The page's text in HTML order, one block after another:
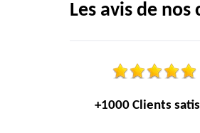
Les avis de nos
+1000 Clients